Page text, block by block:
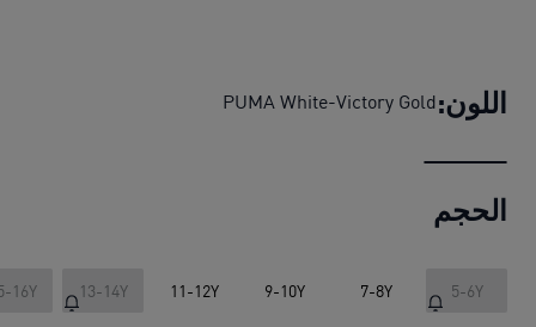
اللون:PUMA White-Victory Gold
الحجم
5-6Y
7-8Y
9-10Y
11-12Y
13-14Y
16Y